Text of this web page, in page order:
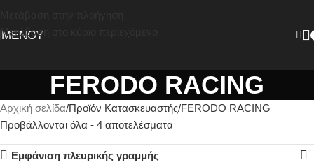
Μετάβαση στο κύριο περιεχόμενο
ΜΕΝΟΎ
FERODO RACING
Αρχική σελίδα Προϊόν Κατασκευαστής FERODO RACING
Προβάλλονται όλα - 4 αποτελέσματα
Εμφάνιση πλευρικής γραμμής